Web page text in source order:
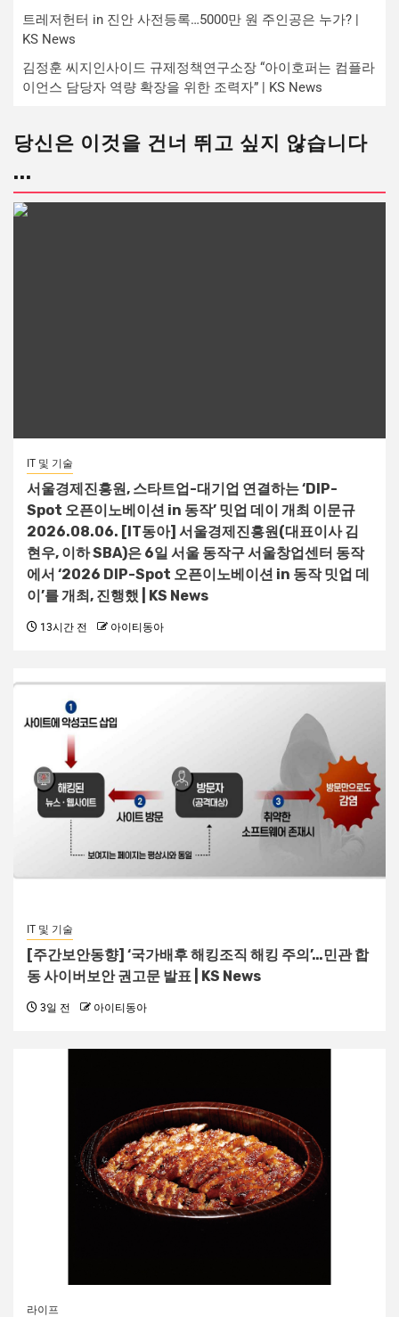
트레저헌터 in 진안 사전등록…5000만 원 주인공은 누가? |
KS News
김정훈 씨지인사이드 규제정책연구소장 “아이호퍼는 컴플라
이언스 담당자 역량 확장을 위한 조력자” | KS News
당신은 이것을 건너 뛰고 싶지 않습니다
...
IT 및 기술
서울경제진흥원, 스타트업-대기업 연결하는 ‘DIP-
Spot 오픈이노베이션 in 동작’ 밋업 데이 개최 이문규
2026.08.06. [IT동아] 서울경제진흥원(대표이사 김
현우, 이하 SBA)은 6일 서울 동작구 서울창업센터 동작
에서 ‘2026 DIP-Spot 오픈이노베이션 in 동작 밋업 데
이’를 개최, 진행했 | KS News
13시간 전 아이티동아
IT 및 기술
[주간보안동향] ‘국가배후 해킹조직 해킹 주의’…민관 합
동 사이버보안 권고문 발표 | KS News
3일 전 아이티동아
라이프